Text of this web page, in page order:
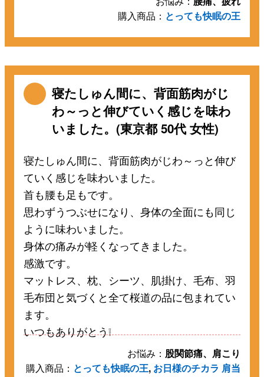
購入商品： とっても快眠の王
寝たしゅん間に、背面筋肉がじ
わ～っと伸びていく感じを味わ
いました。(東京都 50代 女性)
寝たしゅん間に、背面筋肉がじわ～っと伸び
ていく感じを味わいました。
首も腰も足もです。
思わずうつぶせになり、身体の全面にも同じ
ように味わいました。
身体の痛みが軽くなってきました。
感激です。
マットレス、枕、シーツ、肌掛け、毛布、羽
毛布団と気づくと全て桜道の品に包まれてい
ます。
いつもありがとう❕
お悩み： 股関節痛、肩こり
購入商品： とっても快眠の王, お日様のチカラ 肩当